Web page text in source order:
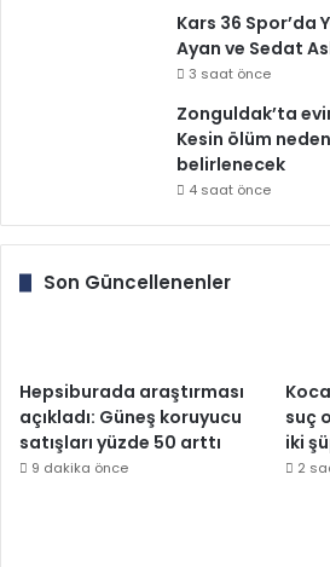
Kars 36 Spor’da
Ayan ve Sedat
3 saat önce
Zonguldak’ta
Kesin ölüm
belirlenecek
4 saat önce
Son Güncellenenler
Hepsiburada araştırması
açıkladı: Güneş koruyucu
satışları yüzde 50 arttı
9 dakika önce
suç
iki
2